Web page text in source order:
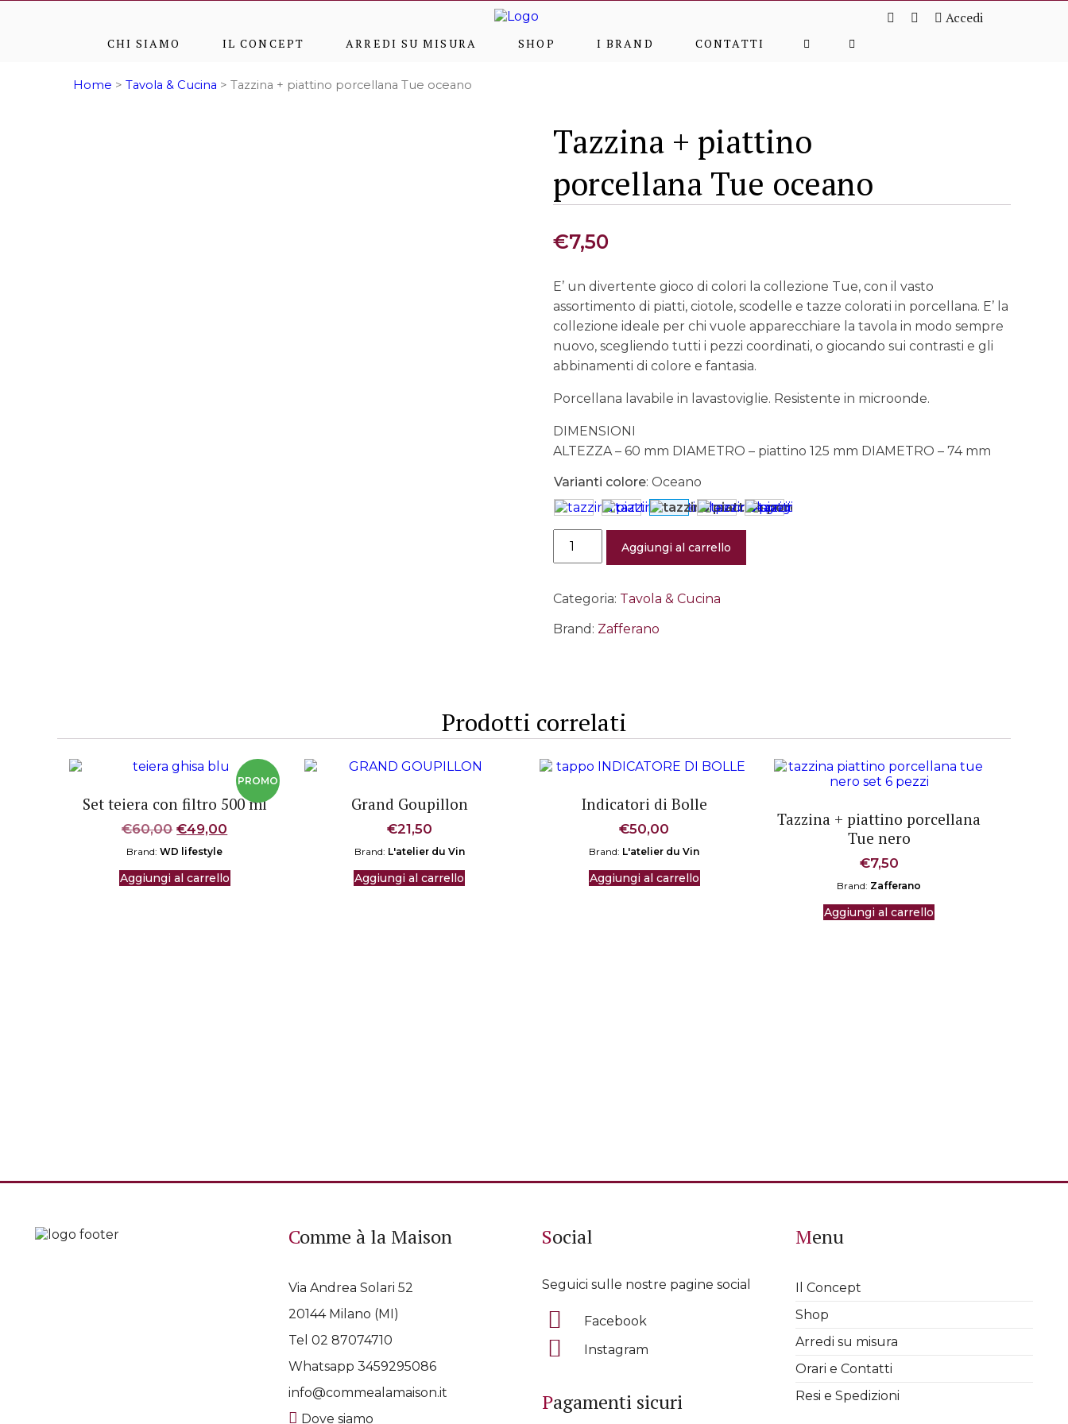
Accedi
CHI SIAMO IL CONCEPT ARREDI SU MISURA SHOP I BRAND CONTATTI
Home > Tavola & Cucina > Tazzina + piattino porcellana Tue oceano
Tazzina + piattino
porcellana Tue oceano
€7,50
E’ un divertente gioco di colori la collezione Tue, con il vasto
assortimento di piatti, ciotole, scodelle e tazze colorati in porcellana. E’ la
collezione ideale per chi vuole apparecchiare la tavola in modo sempre
nuovo, scegliendo tutti i pezzi coordinati, o giocando sui contrasti e gli
abbinamenti di colore e fantasia.
Porcellana lavabile in lavastoviglie. Resistente in microonde.
DIMENSIONI
ALTEZZA – 60 mm DIAMETRO – piattino 125 mm DIAMETRO – 74 mm
Varianti colore: Oceano
piattino
Tue
quantità
Aggiungi al carrello
Categoria: Tavola & Cucina
Brand: Zafferano
Prodotti correlati
Set teiera con filtro 500 ml
€60,00 Il
prezzo
originale
era:
€49,00
è:
Brand:WD lifestyle
Aggiungi al carrello
Grand Goupillon
€21,50
Brand: L'atelier du Vin
Aggiungi al carrello
Indicatori di Bolle
€50,00
Brand: L'atelier du Vin
Aggiungi al carrello
Tazzina + piattino porcellana
Tue nero
€7,50
Brand: Zafferano
Aggiungi al carrello
Comme à la Maison
Via Andrea Solari 52
20144 Milano (MI)
Tel 02 87074710
Whatsapp 3459295086
info@commealamaison.it
Dove siamo
Social
Seguici sulle nostre pagine social
Facebook
Instagram
Pagamenti sicuri
Menu
Il Concept
Shop
Arredi su misura
Orari e Contatti
Resi e Spedizioni